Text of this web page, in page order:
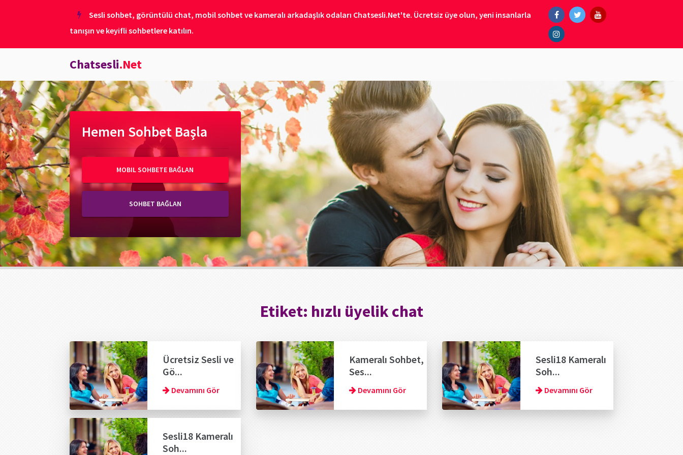
Sesli sohbet, görüntülü chat, mobil sohbet ve kameralı arkadaşlık odaları Chatsesli.Net'te. Ücretsiz üye olun, yeni insanlarla
tanışın ve keyifli sohbetlere katılın.
Chatsesli.Net
Hemen Sohbet Başla
MOBIL SOHBETE BAĞLAN
SOHBET BAĞLAN
Etiket: hızlı üyelik chat
Ücretsiz Sesli ve
Gö...
Devamını Gör
Kameralı Sohbet,
Ses...
Devamını Gör
Sesli18 Kameralı
Soh...
Devamını Gör
Sesli18 Kameralı
Soh...